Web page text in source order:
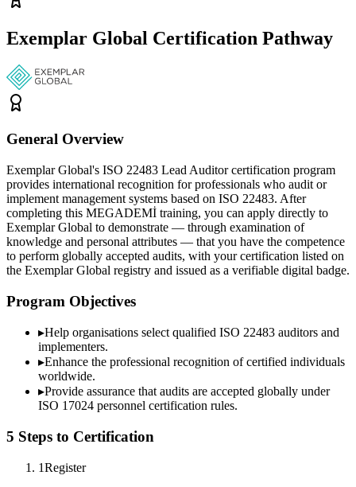
Exemplar Global Certification Pathway
General Overview
Exemplar Global's ISO 22483 Lead Auditor certification program
provides international recognition for professionals who audit or
implement management systems based on ISO 22483. After
completing this MEGADEMİ training, you can apply directly to
Exemplar Global to demonstrate — through examination of
knowledge and personal attributes — that you have the competence
to perform globally accepted audits, with your certification listed on
the Exemplar Global registry and issued as a verifiable digital badge.
Program Objectives
▸Help organisations select qualified ISO 22483 auditors and
implementers.
▸Enhance the professional recognition of certified individuals
worldwide.
▸Provide assurance that audits are accepted globally under
ISO 17024 personnel certification rules.
5 Steps to Certification
1Register